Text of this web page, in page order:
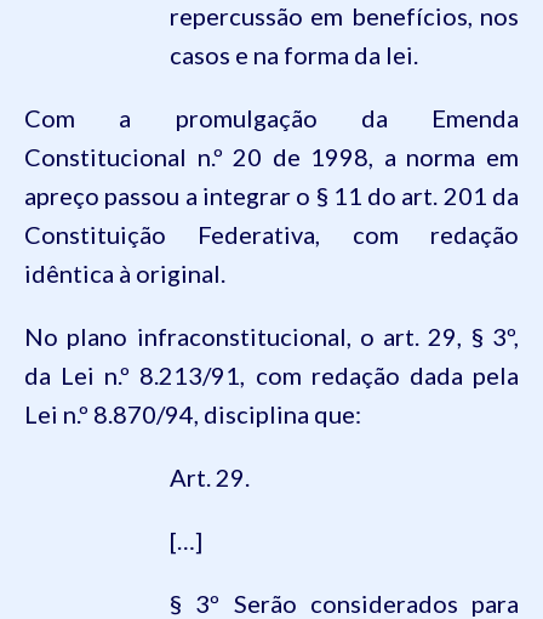
repercussão em benefícios, nos
casos e na forma da lei.
Com a promulgação da Emenda
Constitucional n.º 20 de 1998, a norma em
apreço passou a integrar o § 11 do art. 201 da
Constituição Federativa, com redação
idêntica à original.
No plano infraconstitucional, o art. 29, § 3º,
da Lei n.º 8.213/91, com redação dada pela
Lei n.º 8.870/94, disciplina que:
Art. 29.
[…]
§ 3º Serão considerados para